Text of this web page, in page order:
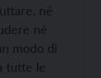
né
né
modo di
tutte le